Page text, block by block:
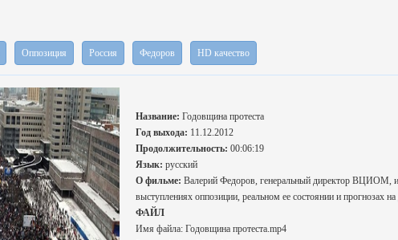
Оппозиция Россия Федоров HD качество
Название: Годовщина протеста
Год выхода: 11.12.2012
Продолжительность: 00:06:19
Язык: русский
О фильме: Валерий Федоров, генеральный директор ВЦИОМ,
выступлениях оппозиции, реальном ее состоянии и прогнозах
ФАЙЛ
Имя файла: Годовщина протеста.mp4